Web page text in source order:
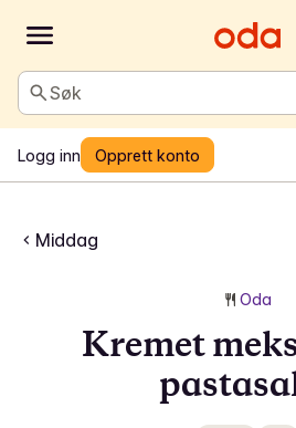
Søk
Logg inn Opprett konto
Middag
Oda
Kremet